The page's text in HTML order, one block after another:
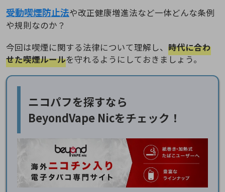
受動喫煙防止法や改正健康増進法など一体どんな条例
や規則なのか？
今回は喫煙に関する法律について理解し、 時代に合わ
せた喫煙ルールを守れるようにしておきましょう。
ニコパフを探すなら
BeyondVape Nicをチェック！